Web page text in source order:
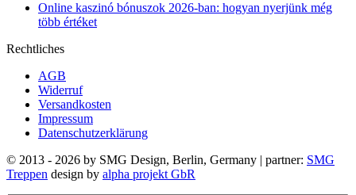
Online kaszinó bónuszok 2026-ban: hogyan nyerjünk még
több értéket
Rechtliches
AGB
Widerruf
Versandkosten
Impressum
Datenschutzerklärung
© 2013 - 2026 by SMG Design, Berlin, Germany | partner: SMG
Treppen design by alpha projekt GbR